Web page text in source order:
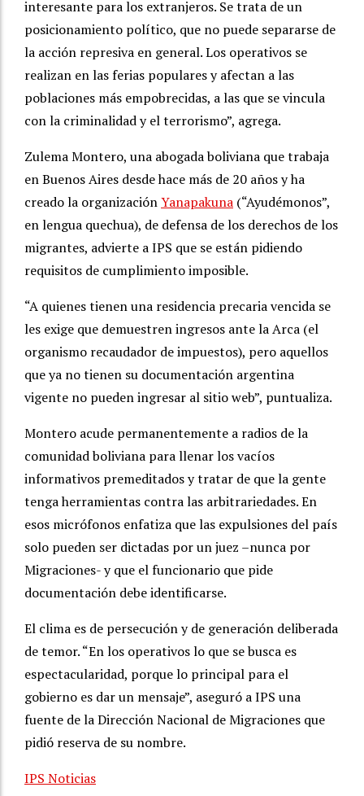
interesante para los extranjeros. Se trata de un
posicionamiento político, que no puede separarse de
la acción represiva en general. Los operativos se
realizan en las ferias populares y afectan a las
poblaciones más empobrecidas, a las que se vincula
con la criminalidad y el terrorismo”, agrega.
Zulema Montero, una abogada boliviana que trabaja
en Buenos Aires desde hace más de 20 años y ha
creado la organizaciónYanapakuna (“Ayudémonos”,
en lengua quechua), de defensa de los derechos de los
migrantes, advierte a IPS que se están pidiendo
requisitos de cumplimiento imposible.
“A quienes tienen una residencia precaria vencida se
les exige que demuestren ingresos ante la Arca (el
organismo recaudador de impuestos), pero aquellos
que ya no tienen su documentación argentina
vigente no pueden ingresar al sitio web”, puntualiza.
Montero acude permanentemente a radios de la
comunidad boliviana para llenar los vacíos
informativos premeditados y tratar de que la gente
tenga herramientas contra las arbitrariedades. En
esos micrófonos enfatiza que las expulsiones del país
solo pueden ser dictadas por un juez –nunca por
Migraciones- y que el funcionario que pide
documentación debe identificarse.
El clima es de persecución y de generación deliberada
de temor. “En los operativos lo que se busca es
espectacularidad, porque lo principal para el
gobierno es dar un mensaje”, aseguró a IPS una
fuente de la Dirección Nacional de Migraciones que
pidió reserva de su nombre.
IPS Noticias